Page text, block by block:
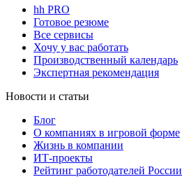
hh PRO
Готовое резюме
Все сервисы
Хочу у вас работать
Производственный календарь
Экспертная рекомендация
Новости и статьи
Блог
О компаниях в игровой форме
Жизнь в компании
ИТ-проекты
Рейтинг работодателей России